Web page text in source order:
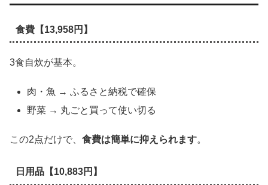
食費【13,958円】
3食自炊が基本。
肉・魚 → ふるさと納税で確保
野菜 → 丸ごと買って使い切る
この2点だけで、 食費は簡単に抑えられます。
日用品【10,883円】